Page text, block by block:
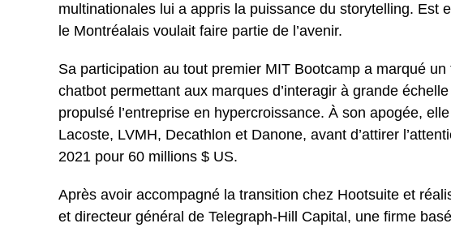
multinationales lui a appris la puissance du storytelling. Est
le Montréalais voulait faire partie de l’avenir.
Sa participation au tout premier MIT Bootcamp a marqué
chatbot permettant aux marques d’interagir à grande
propulsé l’entreprise en hypercroissance. À son apogée,
Lacoste, LVMH, Decathlon et Danone, avant d’attirer
2021 pour 60 millions $ US.
Après avoir accompagné la transition chez Hootsuite et
et directeur général de Telegraph-Hill Capital, une firme